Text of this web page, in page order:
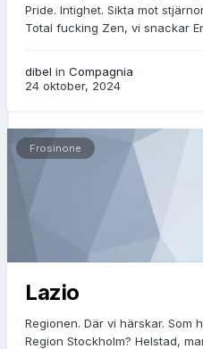
Pride. Intighet. Sikta mot
Total fucking Zen, vi snackar
dibel in Compagnia
24 oktober, 2024
Frosinone
Lazio
Regionen. Där vi härskar. Som
Region Stockholm? Helstad,